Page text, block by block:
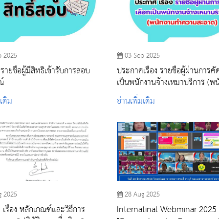
2025
ายชื่อผู้มีสิทธิเข้ารับการสอบ
ติม
03 Sep 2025
ประกาศเรื่อง รายชื่อผู้ผ่านการคั
เป็นพนักงานจ้างเหมาบริการ (พ
ทำความสะอาด)
อ่านเพิ่มเติม
2025
รื่อง หลักเกณฑ์และวิธีการ
28 Aug 2025
Internatinal Webminar 2025